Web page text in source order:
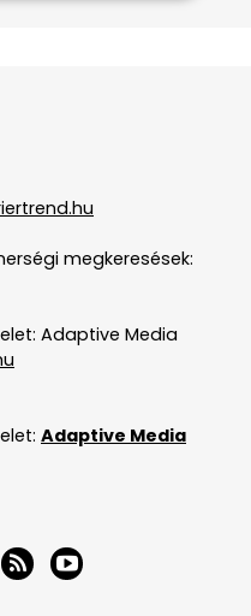
megkeresések:
Adaptive Media
Adaptive Media